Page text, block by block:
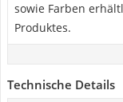
sowie Farben
Produktes.
Technische Details